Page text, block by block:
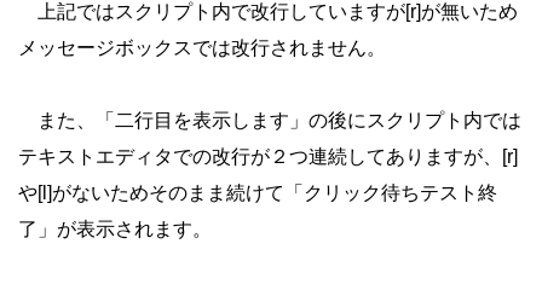
上記ではスクリプト内で改行していますが[r]が無いため
メッセージボックスでは改行されません。
また、「二行目を表示します」の後にスクリプト内では
テキストエディタでの改行が２つ連続してありますが、[r]
や[l]がないためそのまま続けて「クリック待ちテスト終
了」が表示されます。